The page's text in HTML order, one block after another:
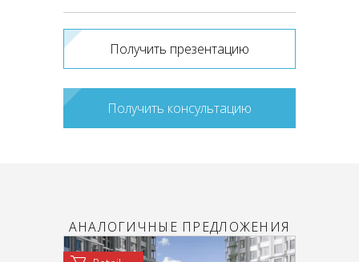
Получить презентацию
Получить консультацию
АНАЛОГИЧНЫЕ ПРЕДЛОЖЕНИЯ